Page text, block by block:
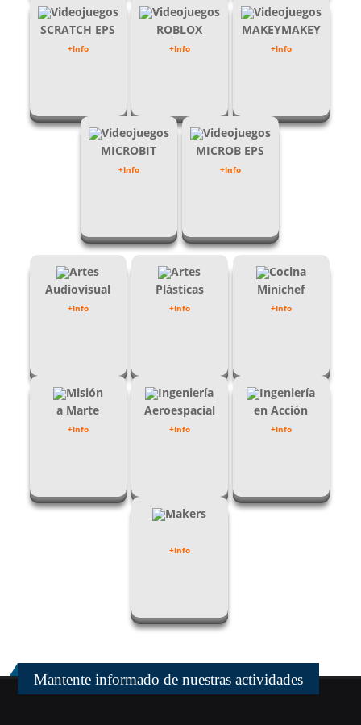
Videojuegos
SCRATCH EPS
+Info
Videojuegos
ROBLOX
+Info
Videojuegos
MAKEYMAKEY
+Info
Videojuegos
MICROBIT
+Info
Videojuegos
MICROB EPS
+Info
Artes
Audiovisual
+Info
Artes
Plásticas
+Info
Cocina
Minichef
+Info
Misión
a Marte
+Info
Ingeniería
Aeroespacial
+Info
Ingeniería
en Acción
+Info
Makers
+Info
Mantente informado de nuestras actividades